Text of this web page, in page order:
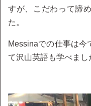
すが、こだわって諦
た。
Messinaでの仕事は今
て沢山英語も学べまし